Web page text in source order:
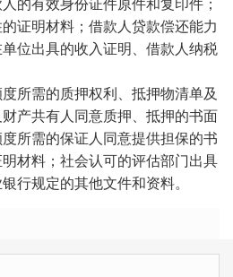
证明材料；借款人贷款偿还能力
位出具的收入证明、借款人纳税
所需的质押权利、抵押物清单及
产共有人同意质押、抵押的书面
所需的保证人同意提供担保的书
材料；社会认可的评估部门出具
行规定的其他文件和资料。